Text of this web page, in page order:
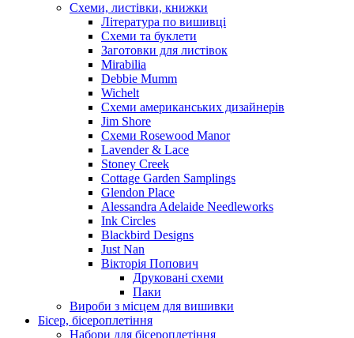
Схеми, листівки, книжки
Література по вишивці
Схеми та буклети
Заготовки для листівок
Mirabilia
Debbie Mumm
Wichelt
Схеми американських дизайнерів
Jim Shore
Cхеми Rosewood Manor
Lavender & Lace
Stoney Creek
Cottage Garden Samplings
Glendon Place
Alessandra Adelaide Needleworks
Ink Circles
Blackbird Designs
Just Nan
Вікторія Попович
Друковані схеми
Паки
Вироби з місцем для вишивки
Бісер, бісероплетіння
Набори для бісероплетіння